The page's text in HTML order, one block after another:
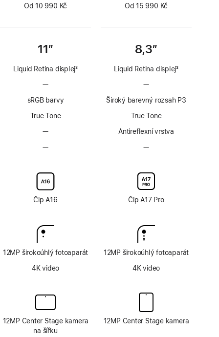
Od 10 990 Kč
11″
Liquid Retina displej3
—Bez
ProMotion
sRGB barvy
True Tone
—Bez
—Bez
s nanotexturou
Čip A16
12MP širokoúhlý fotoaparát
4K video
12MP Center Stage kamera
na šířku
Od 15 990 Kč
8,3″
Liquid Retina displej3
—Bez
ProMotion
Široký barevný rozsah P3
True Tone
Antireflexní vrstva
—Bez
s nanotexturou
Čip A17 Pro
12MP širokoúhlý fotoaparát
4K video
12MP Center Stage kamera